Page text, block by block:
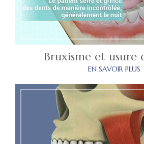
Bruxisme et usure
EN SAVOIR PLUS